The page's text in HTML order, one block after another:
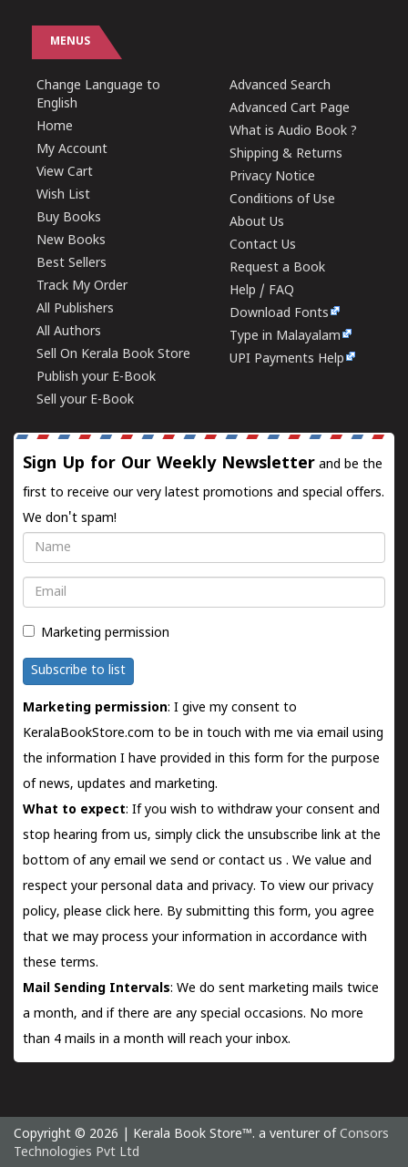
MENUS
Change Language to
English
Home
My Account
View Cart
Wish List
Buy Books
New Books
Best Sellers
Track My Order
All Publishers
All Authors
Sell On Kerala Book Store
Publish your E-Book
Sell your E-Book
Advanced Search
Advanced Cart Page
What is Audio Book ?
Shipping & Returns
Privacy Notice
Conditions of Use
About Us
Contact Us
Request a Book
Help / FAQ
Download Fonts
Type in Malayalam
UPI Payments Help
Sign Up for Our Weekly Newsletter and be the
first to receive our very latest promotions and special offers.
We don't spam!
Name
Email
Marketing permission
Subscribe to list
Marketing permission: I give my consent to
KeralaBookStore.com to be in touch with me via email using
the information I have provided in this form for the purpose
of news, updates and marketing.
What to expect: If you wish to withdraw your consent and
stop hearing from us, simply click the unsubscribe link at the
bottom of any email we send orcontact us . We value and
respect your personal data and privacy. To view our privacy
policy, please click here. By submitting this form, you agree
that we may process your information in accordance with
these terms.
Mail Sending Intervals: We do sent marketing mails twice
a month, and if there are any special occasions. No more
than 4 mails in a month will reach your inbox.
Copyright © 2026 | Kerala Book Store™. a venturer of Consors
Technologies Pvt Ltd